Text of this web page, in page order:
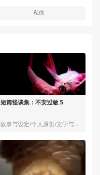
短篇怪谈集：不安过敏 5
故事与设定/个人原创/文学与小说
私信